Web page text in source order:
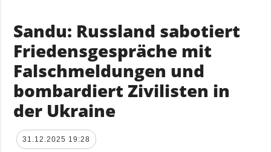
Sandu: Russland sabotiert
Friedensgespräche mit
Falschmeldungen und
bombardiert Zivilisten in
der Ukraine
31.12.2025 19:28